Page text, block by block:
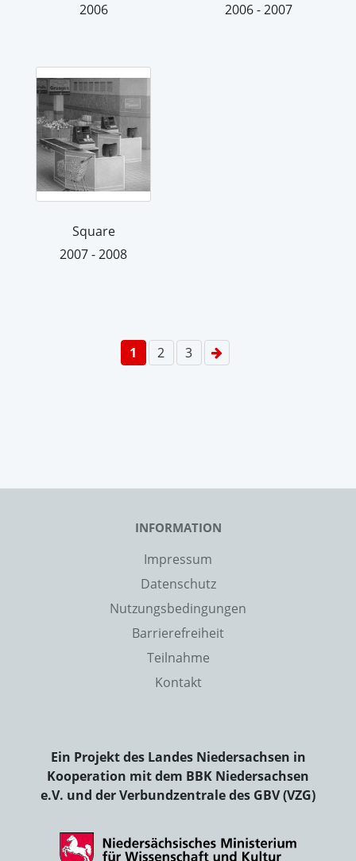
2006
2006 - 2007
Square
2007 - 2008
1 2 3
INFORMATION
Impressum
Datenschutz
Nutzungsbedingungen
Barrierefreiheit
Teilnahme
Kontakt
Ein Projekt des Landes Niedersachsen in
Kooperation mit dem BBK Niedersachsen
e.V. und der Verbundzentrale des GBV (VZG)